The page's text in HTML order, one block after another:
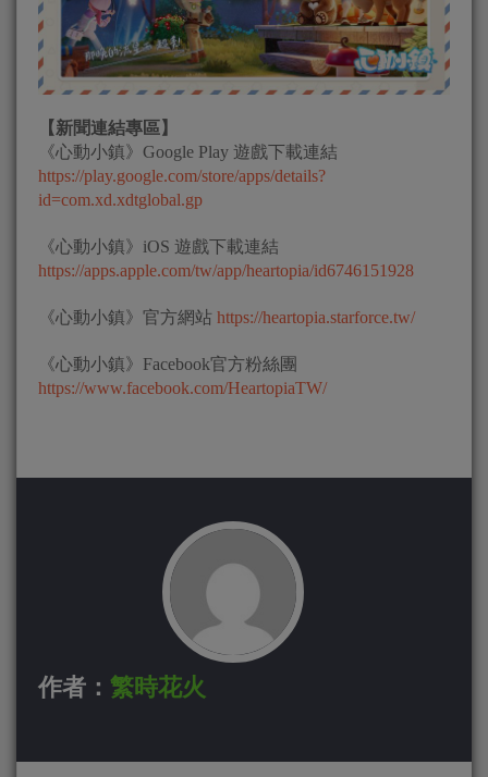
【新聞連結專區】
《心動小鎮》Google Play 遊戲下載連結
https://play.google.com/store/apps/details?
id=com.xd.xdtglobal.gp
《心動小鎮》iOS 遊戲下載連結
https://apps.apple.com/tw/app/heartopia/id6746151928
《心動小鎮》官方網站 https://heartopia.starforce.tw/
《心動小鎮》Facebook官方粉絲團
https://www.facebook.com/HeartopiaTW/
作者： 繁時花火